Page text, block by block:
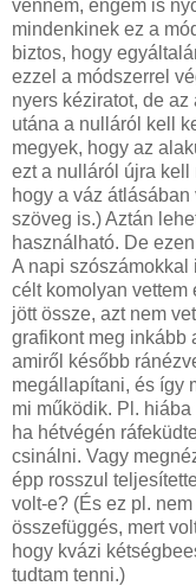
venném, engem is
mindenkinek ez a
biztos, hogy
ezzel a módszerrel
nyers kéziratot, de
utána a nulláról kell
megyek, hogy az
ezt a nulláról újra kell
hogy a váz
szöveg is.) Aztán
használható. De
A napi szószámokkal
célt komolyan vettem
jött össze, azt nem
grafikont meg inkább
amiről később
megállapítani, és így
mi működik. Pl.
ha hétvégén
csinálni. Vagy
épp rosszul
volt-e? (És ez pl.
összefüggés, mert
hogy kvázi
tudtam tenni.)